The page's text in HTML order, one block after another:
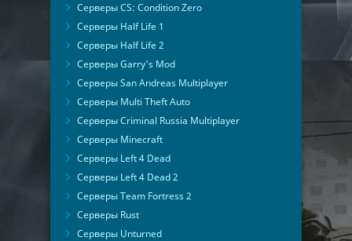
Серверы CS: Condition Zero
Серверы Half Life 1
Серверы Half Life 2
Серверы Garry's Mod
Серверы San Andreas Multiplayer
Серверы Multi Theft Auto
Серверы Criminal Russia Multiplayer
Серверы Minecraft
Серверы Left 4 Dead
Серверы Left 4 Dead 2
Серверы Team Fortress 2
Серверы Rust
Серверы Unturned